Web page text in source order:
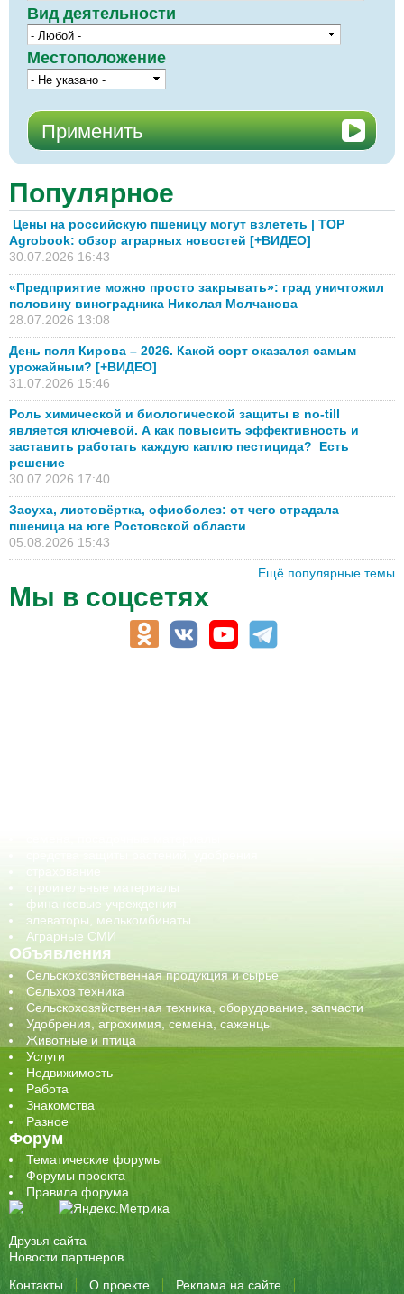
Вид деятельности
Местоположение
Популярное
Цены на российскую пшеницу могут взлететь | TOP
Agrobook: обзор аграрных новостей [+ВИДЕО]
30.07.2026 16:43
«Предприятие можно просто закрывать»: град уничтожил
половину виноградника Николая Молчанова
28.07.2026 13:08
День поля Кирова – 2026. Какой сорт оказался самым
урожайным? [+ВИДЕО]
31.07.2026 15:46
Роль химической и биологической защиты в no-till
является ключевой. А как повысить эффективность и
заставить работать каждую каплю пестицида? Есть
решение
30.07.2026 17:40
Засуха, листовёртка, офиоболез: от чего страдала
пшеница на юге Ростовской области
05.08.2026 15:43
Ещё популярные темы
Мы в соцсетях
строительные материалы
финансовые учреждения
элеваторы, мелькомбинаты
Аграрные СМИ
Объявления
Сельскохозяйственная продукция и сырье
Сельхоз техника
Сельскохозяйственная техника, оборудование, запчасти
Удобрения, агрохимия, семена, саженцы
Животные и птица
Услуги
Недвижимость
Работа
Знакомства
Разное
Форум
Тематические форумы
Форумы проекта
Правила форума
Друзья сайта
Новости партнеров
Контакты
О проекте Реклама на сайте